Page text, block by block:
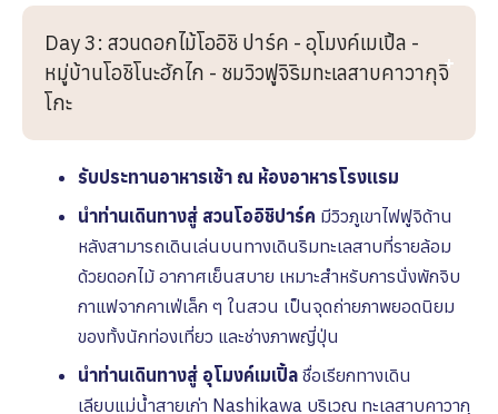
Day 3: สวนดอกไม้โออิชิ ปาร์ค - อุโมงค์เมเปิ้ล -
หมู่บ้านโอชิโนะฮักไก - ชมวิวฟูจิริมทะเลสาบคาวากุจิ
โกะ
รับประทานอาหารเช้า ณ ห้องอาหารโรงเเรม
นำท่านเดินทางสู่ สวนโออิชิปาร์ค มีวิวภูเขาไฟฟูจิด้าน
หลังสามารถเดินเล่นบนทางเดินริมทะเลสาบที่รายล้อม
ด้วยดอกไม้ อากาศเย็นสบาย เหมาะสำหรับการนั่งพักจิบ
กาแฟจากคาเฟ่เล็ก ๆ ในสวน เป็นจุดถ่ายภาพยอดนิยม
ของทั้งนักท่องเที่ยว และช่างภาพญี่ปุ่น
นำท่านเดินทางสู่ อุโมงค์เมเปิ้ล ชื่อเรียกทางเดิน
เลียบแม่น้ำสายเก่า Nashikawa บริเวณ ทะเลสาบคาวากุ